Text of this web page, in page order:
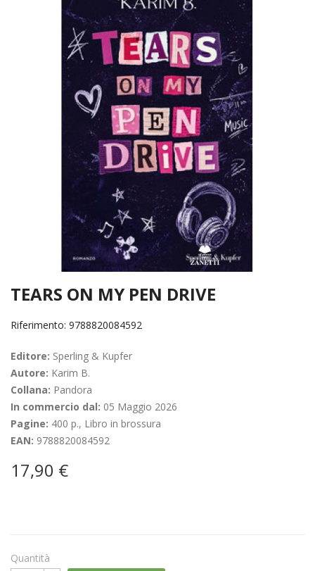
TEARS ON MY PEN DRIVE
Riferimento: 9788820084592
Editore: Sperling & Kupfer
Autore: Karim B.
Collana: Pandora
In commercio dal: 05 Maggio 2026
Pagine: 400 p., Libro in brossura
EAN: 9788820084592
17,90 €
Quantità